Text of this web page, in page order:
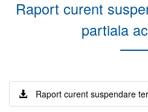
Raport curent
partiala
Raport curent suspendare